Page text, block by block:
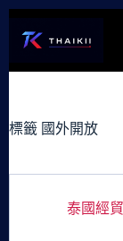
容
標籤 國外開放
泰國經